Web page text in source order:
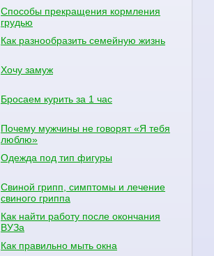
Способы прекращения кормления
грудью
Как разнообразить семейную жизнь
Хочу замуж
Бросаем курить за 1 час
Почему мужчины не говорят «Я тебя
люблю»
Одежда под тип фигуры
Свиной грипп, симптомы и лечение
свиного гриппа
Как найти работу после окончания
ВУЗа
Как правильно мыть окна